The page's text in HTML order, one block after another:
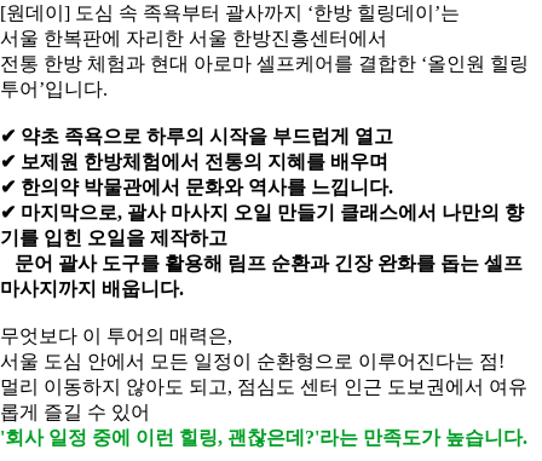
[원데이] 도심 속 족욕부터 괄사까지 ‘한방 힐링데이’는
서울 한복판에 자리한 서울 한방진흥센터에서
전통 한방 체험과 현대 아로마 셀프케어를 결합한 ‘올인원 힐링
투어’입니다.
✔ 약초 족욕으로 하루의 시작을 부드럽게 열고
✔ 보제원 한방체험에서 전통의 지혜를 배우며
✔ 한의약 박물관에서 문화와 역사를 느낍니다.
✔ 마지막으로, 괄사 마사지 오일 만들기 클래스에서 나만의 향
기를 입힌 오일을 제작하고
문어 괄사 도구를 활용해 림프 순환과 긴장 완화를 돕는 셀프
마사지까지 배웁니다.
무엇보다 이 투어의 매력은,
서울 도심 안에서 모든 일정이 순환형으로 이루어진다는 점!
멀리 이동하지 않아도 되고, 점심도 센터 인근 도보권에서 여유
롭게 즐길 수 있어
'회사 일정 중에 이런 힐링, 괜찮은데?'라는 만족도가 높습니다.